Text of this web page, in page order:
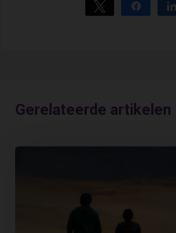
Tweet Share
Gerelateerde artikelen